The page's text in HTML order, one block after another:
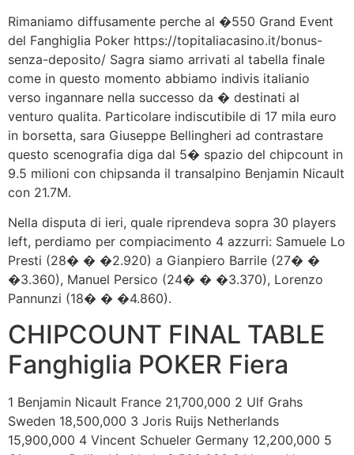
Rimaniamo diffusamente perche al �550 Grand Event
del Fanghiglia Poker https://topitaliacasino.it/bonus-
senza-deposito/ Sagra siamo arrivati al tabella finale
come in questo momento abbiamo indivis italianio
verso ingannare nella successo da � destinati al
venturo qualita. Particolare indiscutibile di 17 mila euro
in borsetta, sara Giuseppe Bellingheri ad contrastare
questo scenografia diga dal 5� spazio del chipcount in
9.5 milioni con chipsanda il transalpino Benjamin Nicault
con 21.7M.
Nella disputa di ieri, quale riprendeva sopra 30 players
left, perdiamo per compiacimento 4 azzurri: Samuele Lo
Presti (28� � �2.920) a Gianpiero Barrile (27� �
�3.360), Manuel Persico (24� � �3.370), Lorenzo
Pannunzi (18� � �4.860).
CHIPCOUNT FINAL TABLE
Fanghiglia POKER Fiera
1 Benjamin Nicault France 21,700,000 2 Ulf Grahs
Sweden 18,500,000 3 Joris Ruijs Netherlands
15,900,000 4 Vincent Schueler Germany 12,200,000 5